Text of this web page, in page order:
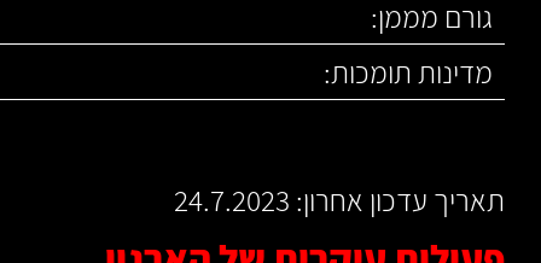
גורם מממן:
מדינות תומכות:
תאריך עדכון אחרון: 24.7.2023